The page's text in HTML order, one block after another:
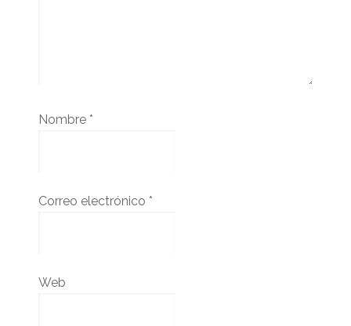
Nombre *
Correo electrónico *
Web